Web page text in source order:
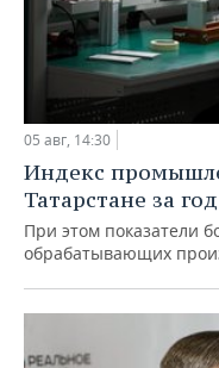
05 авг, 14:30
Индекс
Татарстане за
При этом показатели
обрабатывающих